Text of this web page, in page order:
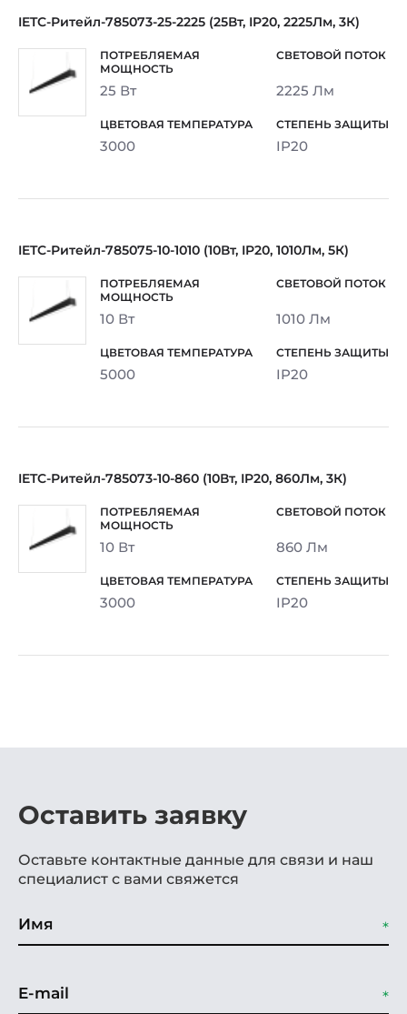
IETC-Ритейл-785073-25-2225 (25Вт, IP20, 2225Лм, 3К)
25 Вт 2225 Лм
3000 IP20
IETC-Ритейл-785075-10-1010 (10Вт, IP20, 1010Лм, 5К)
10 Вт 1010 Лм
5000 IP20
IETC-Ритейл-785073-10-860 (10Вт, IP20, 860Лм, 3К)
10 Вт 860 Лм
3000 IP20
Оставить заявку
Оставьте контактные данные для связи и наш
специалист с вами свяжется